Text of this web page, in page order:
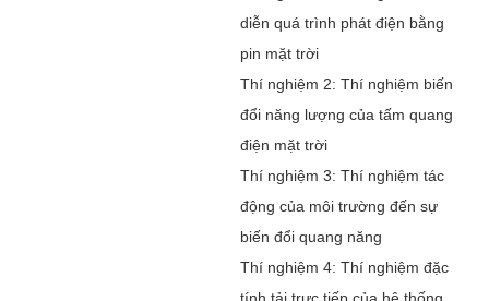
diễn quá trình phát điện bằng
pin mặt trời
Thí nghiệm 2: Thí nghiệm biến
đổi năng lượng của tấm quang
điện mặt trời
Thí nghiệm 3: Thí nghiệm tác
động của môi trường đến sự
biến đổi quang năng
Thí nghiệm 4: Thí nghiệm đặc
tính tải trực tiếp của hệ thống